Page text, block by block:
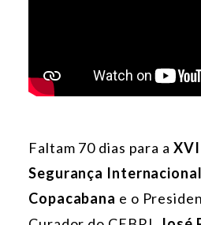
Faltam 70 dias para a
Segurança
Copacabana e o